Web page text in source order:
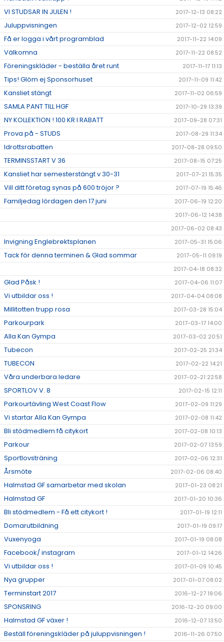
VI STUDSAR IN JULEN ! 2017-12-13 08:22
Juluppvisningen 2017-12-02 12:59
Få er logga i vårt programblad 2017-11-22 14:09
Välkomna 2017-11-22 08:52
Föreningskläder - beställa året runt 2017-11-17 11:13
Tips! Glöm ej Sponsorhuset 2017-11-09 11:42
Kansliet stängt 2017-11-02 06:59
SAMLA PANT TILL HGF 2017-10-29 13:39
NY KOLLEKTION ! 100 KR I RABATT 2017-09-28 07:31
Prova på - STUDS 2017-08-29 11:34
Idrottsrabatten 2017-08-28 09:50
TERMINSSTART V 36 2017-08-15 07:25
Kansliet har semesterstängt v 30-31 2017-07-21 15:35
Vill ditt företag synas på 600 tröjor ? 2017-07-19 15:46
Familjedag lördagen den 17 juni
2017-06-19 12:20
2017-06-12 14:38
2017-06-02 08:43
Invigning Englebrektsplanen 2017-05-31 15:06
Tack för denna terminen & Glad sommar
2017-05-11 09:19
2017-04-18 08:32
Glad Påsk ! 2017-04-06 11:07
Vi utbildar oss ! 2017-04-04 08:08
Millitotten trupp rosa 2017-03-28 15:04
Parkourpark 2017-03-17 14:00
Alla Kan Gympa 2017-03-02 20:51
Tubecon 2017-02-25 21:34
TUBECON 2017-02-22 14:21
Våra underbara ledare 2017-02-21 22:58
SPORTLOV V. 8 2017-02-15 12:11
Parkourtävling West Coast Flow 2017-02-09 11:29
Vi startar Alla Kan Gympa 2017-02-08 11:42
Bli stödmedlem få citykort 2017-02-08 10:13
Parkour 2017-02-07 13:59
Sportlovsträning 2017-02-06 12:31
Årsmöte 2017-02-06 08:40
Halmstad GF samarbetar med skolan 2017-01-23 08:21
Halmstad GF 2017-01-20 10:36
Bli stödmedlem - Få ett citykort ! 2017-01-19 12:11
Domarutbildning 2017-01-19 09:17
Vuxenyoga 2017-01-19 08:08
Facebook/ instagram 2017-01-12 14:26
Vi utbildar oss ! 2017-01-09 10:45
Nya grupper 2017-01-07 08:02
Terminstart 2017 2016-12-27 19:06
SPONSRING 2016-12-20 09:00
Halmstad GF växer ! 2016-12-07 13:50
Beställ föreningskläder på juluppvisningen ! 2016-11-26 07:50